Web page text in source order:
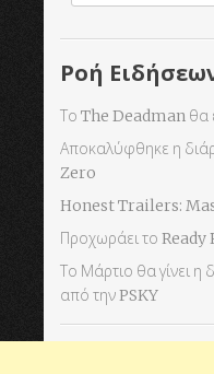
Ροή
Το The Deadman θα
Αποκαλύφθηκε η
Zero
Honest Trailers:
Προχωράει το
Το Μάρτιο θα γίνει η
από την PSKY